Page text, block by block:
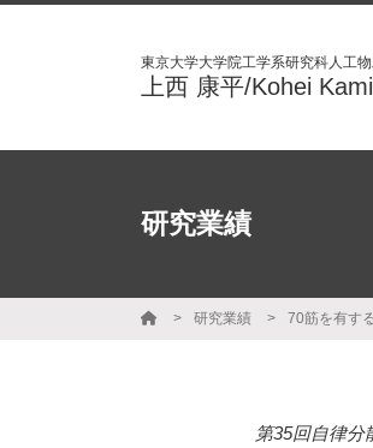
東京大学大学院工学系研究科人工
上西 康平/Kohei
研究業績
研究業績
第35回自律分